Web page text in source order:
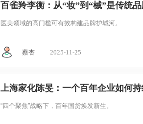
百雀羚李衡：从“妆”到“械”是传统
医美领域的高门槛可有效构建品牌护城河。
蔡杏 2025-11-25
上海家化陈旻：一个百年企业如何
“四个聚焦”战略下，百年国货焕发新生。